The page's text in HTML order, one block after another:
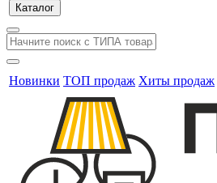
Каталог
Новинки ТОП продаж Хиты продаж